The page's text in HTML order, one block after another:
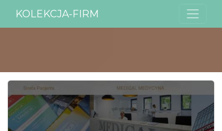
KOLEKCJA-FIRM